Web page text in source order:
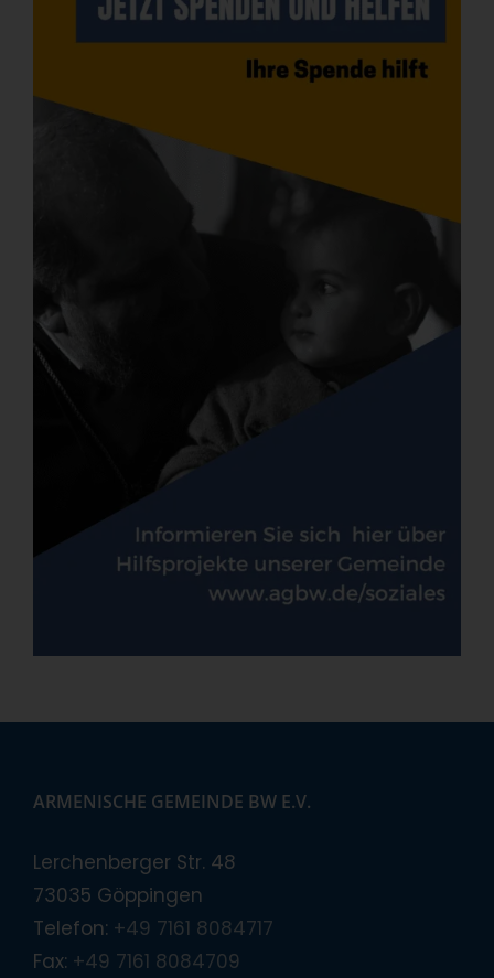
ARMENISCHE GEMEINDE BW E.V.
Lerchenberger Str. 48
73035 Göppingen
Telefon: +49 7161 8084717
Fax: +49 7161 8084709